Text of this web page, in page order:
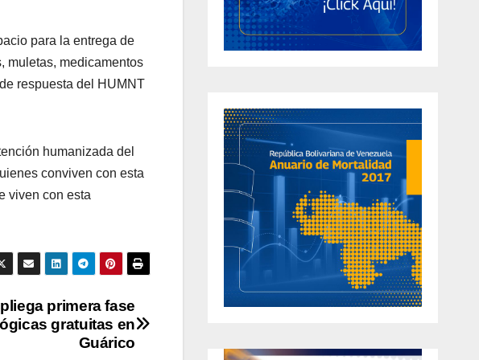
para la entrega de
muletas, medicamentos
respuesta del HUMNT
humanizada del
conviven con esta
viven con esta
primera fase
gratuitas en
Guárico